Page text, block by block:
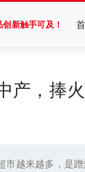
新触手可及！
产，捧
市越来越多，是